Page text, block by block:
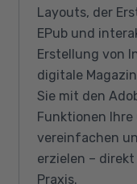
Layouts, der
EPub und
Erstellung von
digitale
Sie mit den
Funktionen
vereinfachen
erzielen –
Praxis.